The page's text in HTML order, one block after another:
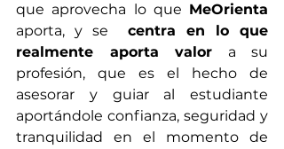
que aprovecha lo que MeOrienta
aporta, y se centra en lo que
realmente aporta valor a su
profesión, que es el hecho de
asesorar y guiar al estudiante
aportándole confianza, seguridad y
tranquilidad en el momento de